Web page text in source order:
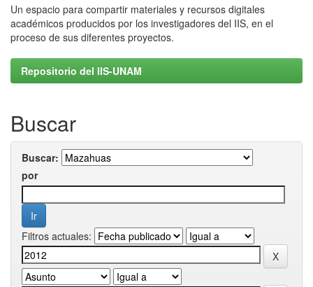
Un espacio para compartir materiales y recursos digitales
académicos producidos por los investigadores del IIS, en el
proceso de sus diferentes proyectos.
Repositorio del IIS-UNAM
Buscar
Buscar:
por
Filtros actuales: